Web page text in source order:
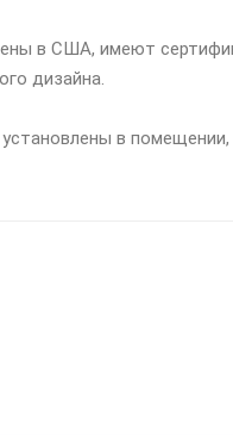
в США, имеют
дизайна.
в помещении,